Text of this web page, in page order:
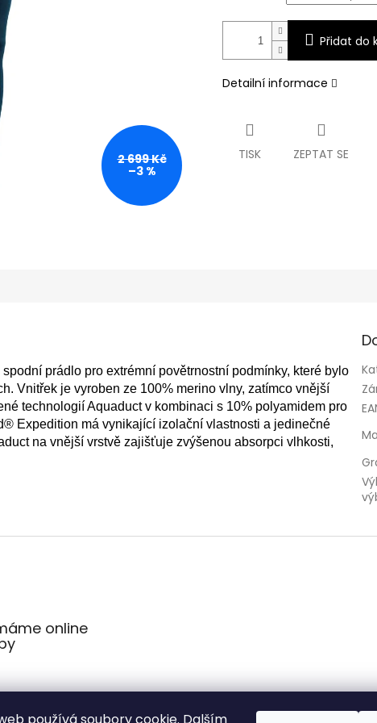
2 699 Kč
–3 %
Přidat do
Detailní informace
TISK ZEPTAT SE
prádlo pro extrémní povětrnostní podmínky, které bylo
Vnitřek je vyroben ze 100% merino vlny, zatímco vnější
technologií Aquaduct v kombinaci s 10% polyamidem pro
Expedition má vynikající izolační vlastnosti a jedinečné
na vnější vrstvě zajišťuje zvýšenou absorpci vlhkosti,
online